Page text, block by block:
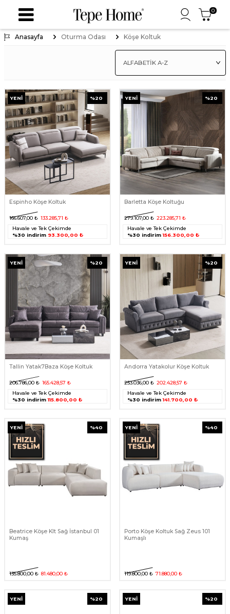
0
Anasayfa Oturma Odası Köşe Koltuk
%20
YENI
Espinho Köşe Koltuk
166.607,00 ₺ 133.285,71 ₺
Havale ve Tek Çekimde
%30 indirim 93.300,00 ₺
%20
YENI
Barletta Köşe Koltuğu
279.107,00 ₺ 223.285,71 ₺
Havale ve Tek Çekimde
%30 indirim 156.300,00 ₺
%20
YENI
Tallin Yatak7Baza Köşe Koltuk
206.786,00 ₺ 165.428,57 ₺
Havale ve Tek Çekimde
%30 indirim 115.800,00 ₺
%20
YENI
Andorra Yatakolur Köşe Koltuk
253.036,00 ₺ 202.428,57 ₺
Havale ve Tek Çekimde
%30 indirim 141.700,00 ₺
%40
YENI
Beatrice Köşe Klt Sağ İstanbul 01
Kumaş
135.800,00 ₺ 81.480,00 ₺
%40
YENI
Porto Köşe Koltuk Sağ Zeus 101
Kumaşlı
119.800,00 ₺ 71.880,00 ₺
%20
YENI %20
YENI